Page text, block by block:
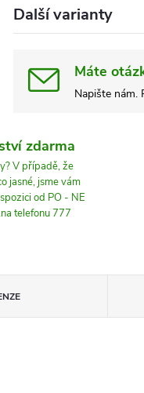
Další varianty
Máte
Napište nám.
zdarma
V případě, že
jasné, jsme vám
od PO - NE
telefonu 777